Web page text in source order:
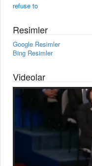
refuse to
Resimler
Google Resimler
Bing Resimler
Videolar